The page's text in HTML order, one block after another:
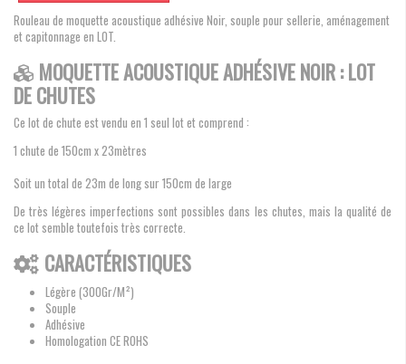
Rouleau de moquette acoustique adhésive Noir, souple pour sellerie, aménagement
et capitonnage en LOT.
MOQUETTE ACOUSTIQUE ADHÉSIVE NOIR : LOT
DE CHUTES
Ce lot de chute est vendu en 1 seul lot et comprend :
1 chute de 150cm x 23mètres
Soit un total de 23m de long sur 150cm de large
De très légères imperfections sont possibles dans les chutes, mais la qualité de
ce lot semble toutefois très correcte.
CARACTÉRISTIQUES
Légère (300Gr/M²)
Souple
Adhésive
Homologation CE ROHS